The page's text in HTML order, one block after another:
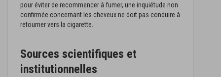
pour éviter de recommencer à fumer, une inquiétude non
confirmée concernant les cheveux ne doit pas conduire à
retourner vers la cigarette.
Sources scientifiques et
institutionnelles